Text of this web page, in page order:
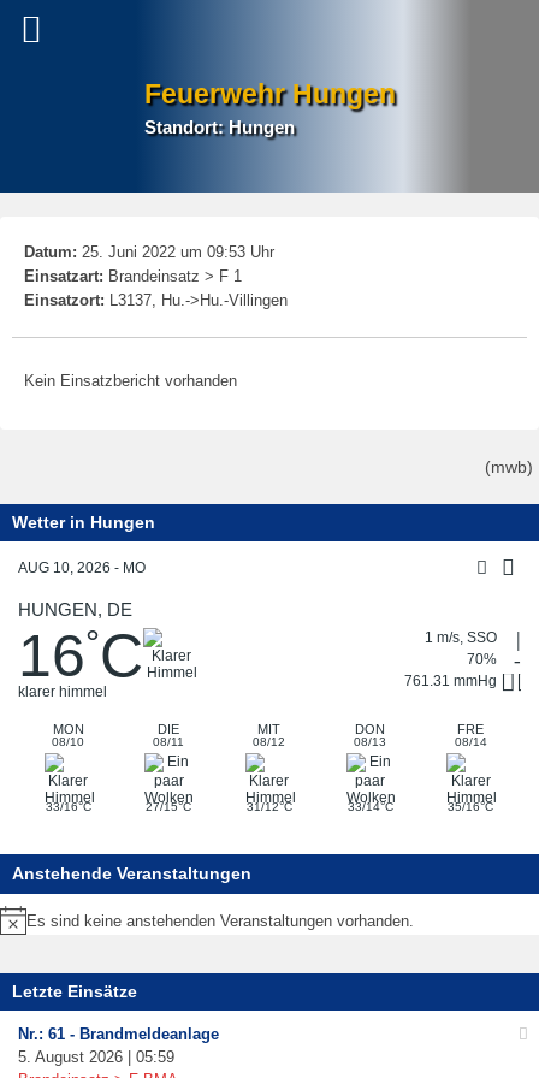
Feuerwehr Hungen
Standort: Hungen
Datum: 25. Juni 2022 um 09:53 Uhr
Einsatzart: Brandeinsatz > F 1
Einsatzort: L3137, Hu.->Hu.-Villingen
Kein Einsatzbericht vorhanden
(mwb)
Wetter in Hungen
AUG 10, 2026 - MO
HUNGEN, DE
16°C
klarer himmel
1 m/s, SSO
70%
761.31 mmHg
MON
08/10
DIE
08/11
MIT
08/12
DON
08/13
FRE
08/14
33/16°C 27/15°C 31/12°C 33/14°C 35/16°C
Anstehende Veranstaltungen
Hinweis
Es sind keine anstehenden Veranstaltungen vorhanden.
Letzte Einsätze
Nr.: 61 - Brandmeldeanlage
5. August 2026 | 05:59